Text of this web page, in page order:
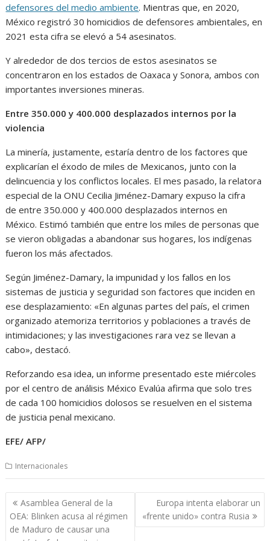
defensores del medio ambiente. Mientras que, en 2020,
México registró 30 homicidios de defensores ambientales, en
2021 esta cifra se elevó a 54 asesinatos.
Y alrededor de dos tercios de estos asesinatos se
concentraron en los estados de Oaxaca y Sonora, ambos con
importantes inversiones mineras.
Entre 350.000 y 400.000 desplazados internos por la
violencia
La minería, justamente, estaría dentro de los factores que
explicarían el éxodo de miles de Mexicanos, junto con la
delincuencia y los conflictos locales. El mes pasado, la relatora
especial de la ONU Cecilia Jiménez-Damary expuso la cifra
de entre 350.000 y 400.000 desplazados internos en
México. Estimó también que entre los miles de personas que
se vieron obligadas a abandonar sus hogares, los indígenas
fueron los más afectados.
Según Jiménez-Damary, la impunidad y los fallos en los
sistemas de justicia y seguridad son factores que inciden en
ese desplazamiento: «En algunas partes del país, el crimen
organizado atemoriza territorios y poblaciones a través de
intimidaciones; y las investigaciones rara vez se llevan a
cabo», destacó.
Reforzando esa idea, un informe presentado este miércoles
por el centro de análisis México Evalúa afirma que solo tres
de cada 100 homicidios dolosos se resuelven en el sistema
de justicia penal mexicano.
EFE/ AFP/
Internacionales
Navegación
de
entradas
Asamblea General de la
OEA: Blinken acusa al régimen
de Maduro de causar una
Europa intenta elaborar un
«frente unido» contra Rusia